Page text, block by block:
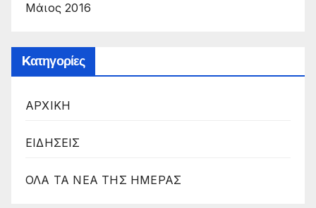
Μάιος 2016
Kατηγορίες
ΑΡΧΙΚΗ
ΕΙΔΗΣΕΙΣ
ΟΛΑ ΤΑ ΝΕΑ ΤΗΣ ΗΜΕΡΑΣ